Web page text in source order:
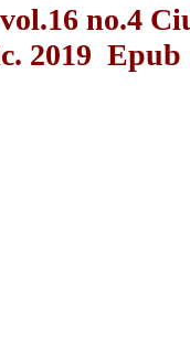
no.4
2019 Epub